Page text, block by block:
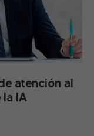
atención al
IA